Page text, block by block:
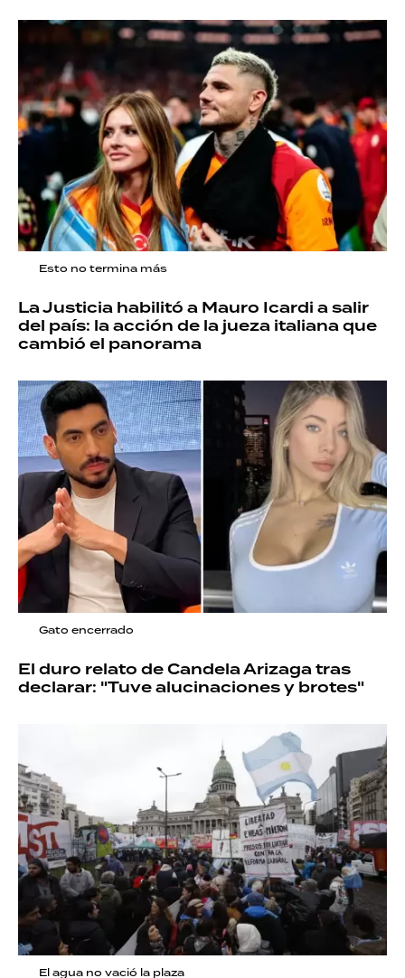
Esto no termina más
La Justicia habilitó a Mauro Icardi a salir
del país: la acción de la jueza italiana que
cambió el panorama
Gato encerrado
El duro relato de Candela Arizaga tras
declarar: "Tuve alucinaciones y brotes"
El agua no vació la plaza